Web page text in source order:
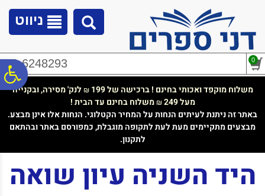
נגישות
ניווט
02-6248293 0
משלוח מוקפד ואכותי בחינם ! ברכישה של 199 ₪ לנק' מסירה, ובקנייה
מעל 249
₪משלוח בחינם עד הבית !
באתר זה ניתנת לעיתים הנחות על המחיר הקטלוגי. הנחות אלו אינן מבצע.
מבצעים מתקיימים מעת לעת לתקופה מוגבלת, כמפורסם באתר ובהתאם
לתקנון.
היד השניה עיון שואה